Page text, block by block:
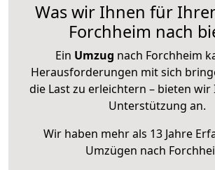
Was wir Ihnen für
Forchheim nach
Ein Umzug nach Forchheim
Herausforderungen mit sich
die Last zu erleichtern – bieten
Unterstützung an.
Wir haben mehr als 13 Jahre
Umzügen nach